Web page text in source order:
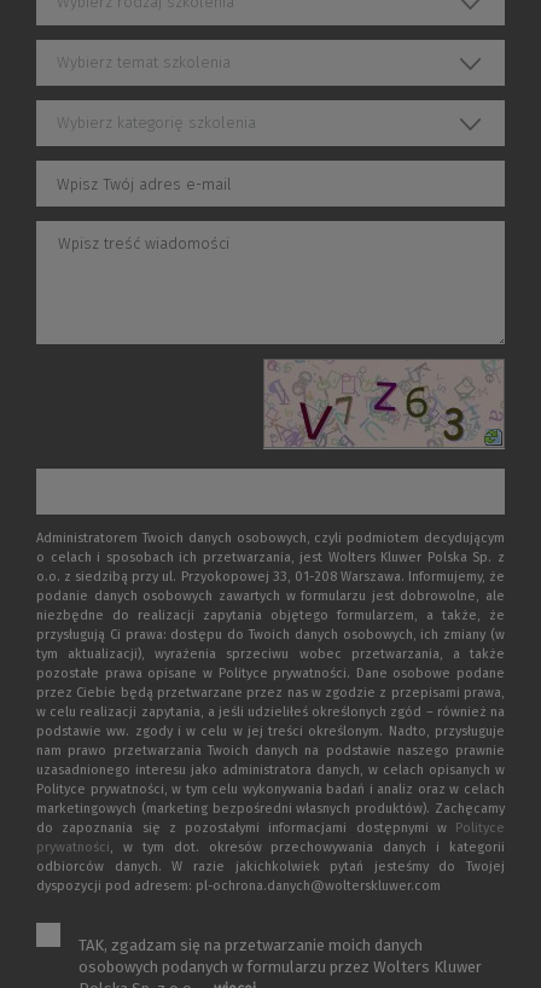
Wybierz temat szkolenia
Wybierz kategorię szkolenia
Administratorem Twoich danych osobowych, czyli podmiotem decydującym
o celach i sposobach ich przetwarzania, jest Wolters Kluwer Polska Sp. z
o.o. z siedzibą przy ul. Przyokopowej 33, 01-208 Warszawa. Informujemy, że
podanie danych osobowych zawartych w formularzu jest dobrowolne, ale
niezbędne do realizacji zapytania objętego formularzem, a także, że
przysługują Ci prawa: dostępu do Twoich danych osobowych, ich zmiany (w
tym aktualizacji), wyrażenia sprzeciwu wobec przetwarzania, a także
pozostałe prawa opisane w Polityce prywatności. Dane osobowe podane
przez Ciebie będą przetwarzane przez nas w zgodzie z przepisami prawa,
w celu realizacji zapytania, a jeśli udzieliłeś określonych zgód – również na
podstawie ww. zgody i w celu w jej treści określonym. Nadto, przysługuje
nam prawo przetwarzania Twoich danych na podstawie naszego prawnie
uzasadnionego interesu jako administratora danych, w celach opisanych w
Polityce prywatności, w tym celu wykonywania badań i analiz oraz w celach
marketingowych (marketing bezpośredni własnych produktów). Zachęcamy
do zapoznania się z pozostałymi informacjami dostępnymi w Polityce
prywatności, w tym dot. okresów przechowywania danych i kategorii
odbiorców danych. W razie jakichkolwiek pytań jesteśmy do Twojej
dyspozycji pod adresem: pl-ochrona.danych@wolterskluwer.com
TAK, zgadzam się na przetwarzanie moich danych
osobowych podanych w formularzu przez Wolters Kluwer